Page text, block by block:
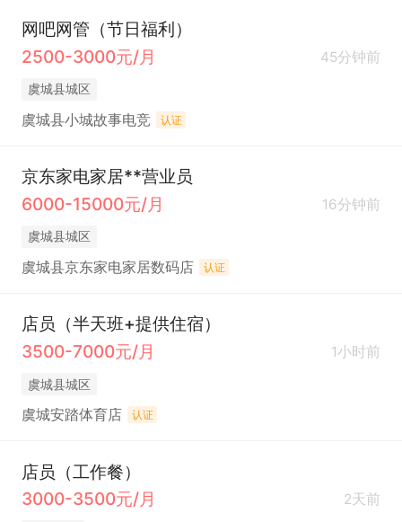
网吧网管（节日福利）
2500-3000元/月
45分钟前
虞城县城区
虞城县小城故事电竞 认证
京东家电家居**营业员
6000-15000元/月
16分钟前
虞城县城区
虞城县京东家电家居数码店 认证
店员（半天班+提供住宿）
3500-7000元/月
1小时前
虞城县城区
虞城安踏体育店 认证
店员（工作餐）
3000-3500元/月
2天前